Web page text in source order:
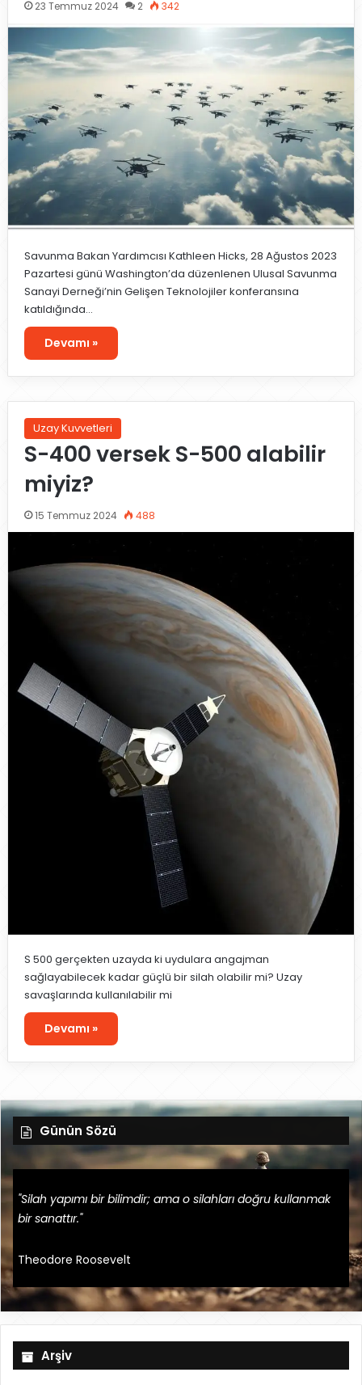
23 Temmuz 2024 2 342
Savunma Bakan Yardımcısı Kathleen Hicks, 28 Ağustos 2023
Pazartesi günü Washington’da düzenlenen Ulusal Savunma
Sanayi Derneği’nin Gelişen Teknolojiler konferansına
katıldığında…
Devamı »
Uzay Kuvvetleri
S-400 versek S-500 alabilir
miyiz?
15 Temmuz 2024 488
S 500 gerçekten uzayda ki uydulara angajman
sağlayabilecek kadar güçlü bir silah olabilir mi? Uzay
savaşlarında kullanılabilir mi
Devamı »
Günün Sözü
"Silah yapımı bir bilimdir; ama o silahları doğru kullanmak
bir sanattır."
Theodore Roosevelt
Arşiv